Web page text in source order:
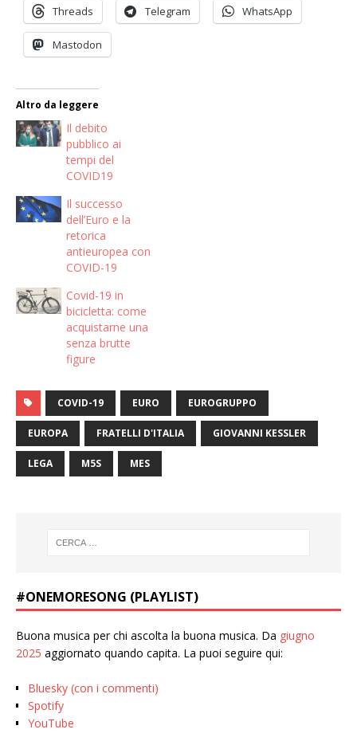
Threads Telegram WhatsApp
Mastodon
Altro da leggere
Il debito
pubblico ai
tempi del
COVID19
Il successo
dell’Euro e la
retorica
antieuropea con
COVID-19
Covid-19 in
bicicletta: come
acquistarne una
senza brutte
figure
COVID-19 EURO EUROGRUPPO
EUROPA FRATELLI D'ITALIA GIOVANNI KESSLER
LEGA M5S MES
#ONEMORESONG (PLAYLIST)
Buona musica per chi ascolta la buona musica. Da giugno
2025 aggiornato quando capita. La puoi seguire qui:
Bluesky (con i commenti)
Spotify
YouTube